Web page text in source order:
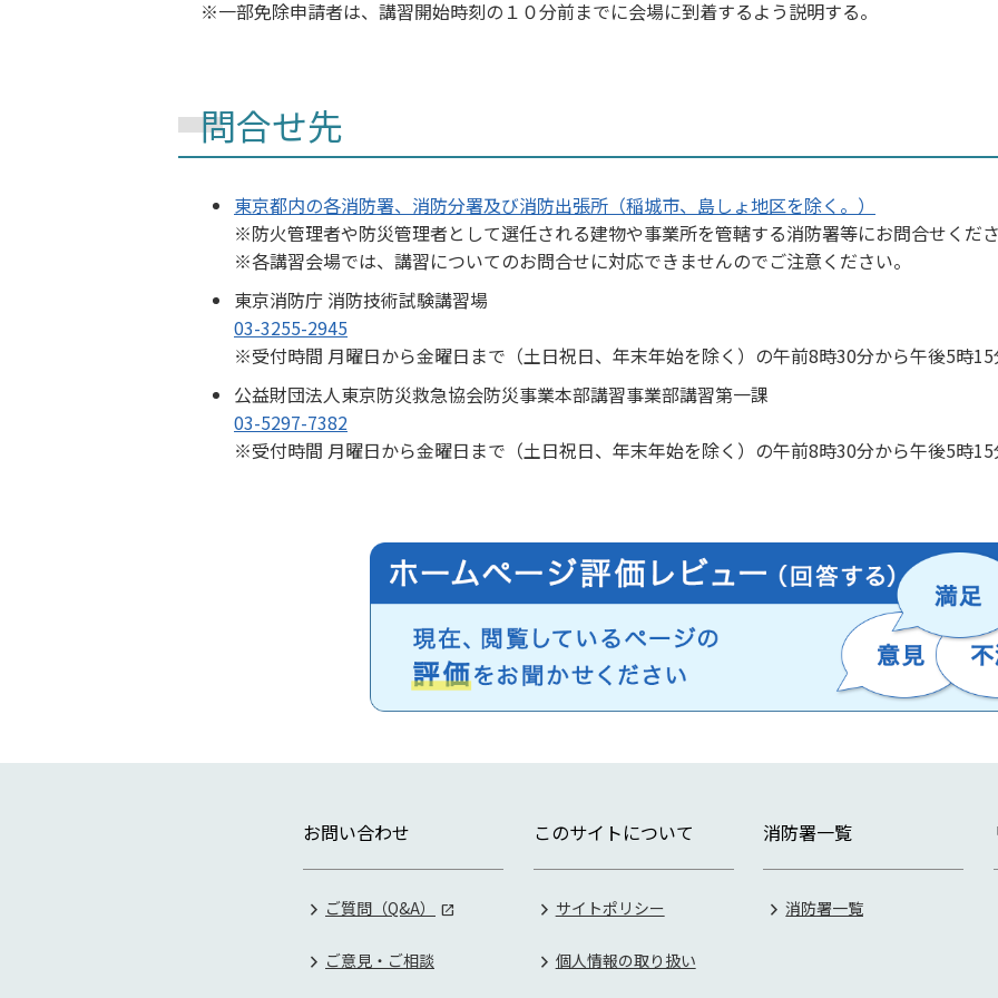
一部免除申請者は、講習開始時刻の１０分前までに会場に到着するよう説明する。
問合せ先
東京都内の各消防署、消防分署及び消防出張所（稲城市、島しょ地区を除く。）
※防火管理者や防災管理者として選任される建物や事業所を管轄する消防署等にお問合せくださ
※各講習会場では、講習についてのお問合せに対応できませんのでご注意ください。
東京消防庁 消防技術試験講習場
03-3255-2945
※受付時間 月曜日から金曜日まで（土日祝日、年末年始を除く）の午前8時30分から午後5時15
公益財団法人東京防災救急協会防災事業本部講習事業部講習第一課
03-5297-7382
※受付時間 月曜日から金曜日まで（土日祝日、年末年始を除く）の午前8時30分から午後5時15
お問い合わせ
ご質問（Q&A）
ご意見・ご相談
このサイトについて
サイトポリシー
個人情報の取り扱い
消防署一覧
消防署一覧